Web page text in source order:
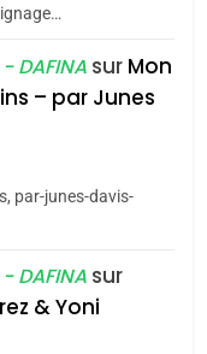
amandes de
de Tadla
– Vanessa
DAFINA sur Mon
– par Junes
par-junes-davis-
DAFINA sur
& Yoni